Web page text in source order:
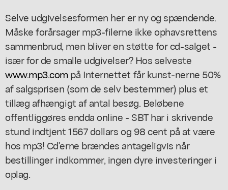
Selve udgivelsesformen her er ny og spændende.
Måske forårsager mp3-filerne ikke ophavsrettens
sammenbrud, men bliver en støtte for cd-salget -
især for de smalle udgivelser? Hos selveste
www.mp3.com på Internettet får kunst-nerne 50%
af salgsprisen (som de selv bestemmer) plus et
tillæg afhængigt af antal besøg. Beløbene
offentliggøres endda online - SBT har i skrivende
stund indtjent 1567 dollars og 98 cent på at være
hos mp3! Cd'erne brændes antageligvis når
bestillinger indkommer, ingen dyre investeringer i
oplag.